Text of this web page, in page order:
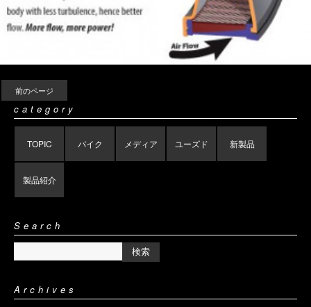
前のページ
category
TOPIC バイク メディア ユーズド 新製品
製品紹介
Search
Archives